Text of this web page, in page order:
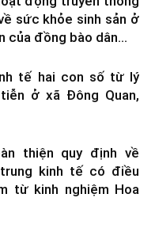
sức khỏe sinh sản ở
của đồng bào dân...
tế hai con số từ lý
ở xã Đông Quan,
thiện quy định về
kinh tế có điều
từ kinh nghiệm Hoa